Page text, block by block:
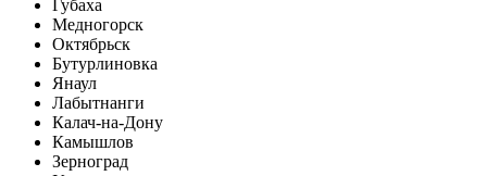
Губаха
Медногорск
Октябрьск
Бутурлиновка
Янаул
Лабытнанги
Калач-на-Дону
Камышлов
Зерноград